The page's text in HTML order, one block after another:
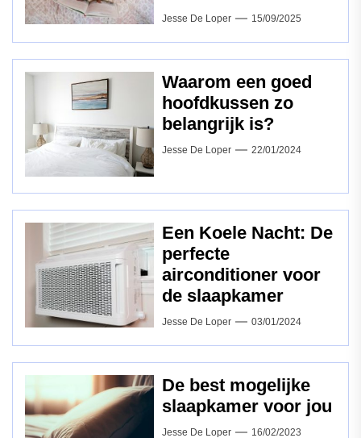
Jesse De Loper 15/09/2025
Waarom een goed
hoofdkussen zo
belangrijk is?
Jesse De Loper 22/01/2024
Een Koele Nacht: De
perfecte
airconditioner voor
de slaapkamer
Jesse De Loper 03/01/2024
De best mogelijke
slaapkamer voor jou
Jesse De Loper 16/02/2023